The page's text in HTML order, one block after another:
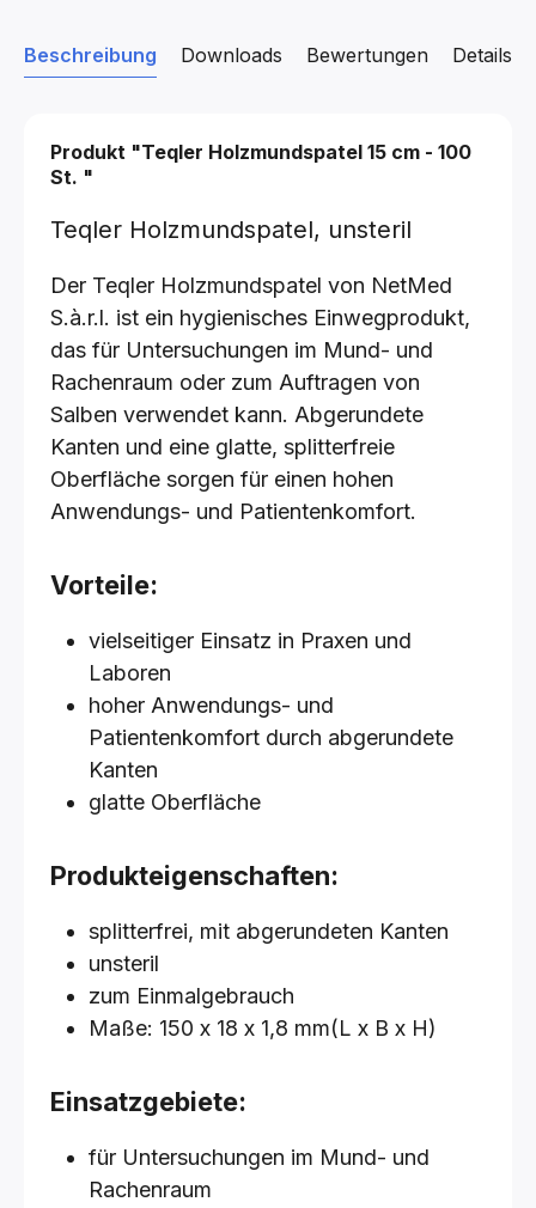
Beschreibung Downloads Details
Bewertungen
Produkt "Teqler Holzmundspatel 15 cm - 100
St. "
Teqler Holzmundspatel, unsteril
Der Teqler Holzmundspatel von NetMed
S.à.r.l. ist ein hygienisches Einwegprodukt,
das für Untersuchungen im Mund- und
Rachenraum oder zum Auftragen von
Salben verwendet kann. Abgerundete
Kanten und eine glatte, splitterfreie
Oberfläche sorgen für einen hohen
Anwendungs- und Patientenkomfort.
Vorteile:
vielseitiger Einsatz in Praxen und
Laboren
hoher Anwendungs- und
Patientenkomfort durch abgerundete
Kanten
glatte Oberfläche
Produkteigenschaften:
splitterfrei, mit abgerundeten Kanten
unsteril
zum Einmalgebrauch
Maße: 150 x 18 x 1,8 mm(L x B x H)
Einsatzgebiete:
für Untersuchungen im Mund- und
Rachenraum